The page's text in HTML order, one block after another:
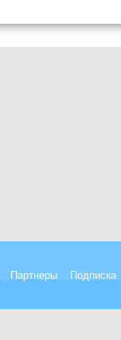
Партнеры Подписка